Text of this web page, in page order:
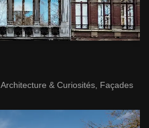
Architecture & Curiosités Façades